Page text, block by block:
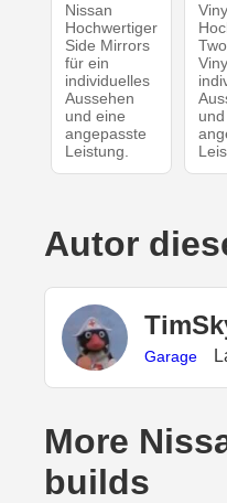
Nissan
Hochwertiger
Side Mirrors
für ein
individuelles
Aussehen
und eine
angepasste
Leistung.
Autor
Garage
More
builds